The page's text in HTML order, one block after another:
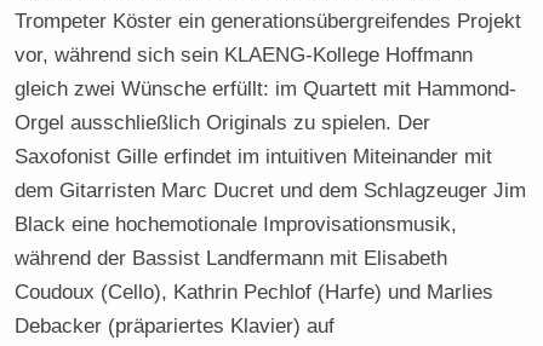
Trompeter Köster ein generationsübergreifendes Projekt
vor, während sich sein KLAENG-Kollege Hoffmann
gleich zwei Wünsche erfüllt: im Quartett mit Hammond-
Orgel ausschließlich Originals zu spielen. Der
Saxofonist Gille erfindet im intuitiven Miteinander mit
dem Gitarristen Marc Ducret und dem Schlagzeuger Jim
Black eine hochemotionale Improvisationsmusik,
während der Bassist Landfermann mit Elisabeth
Coudoux (Cello), Kathrin Pechlof (Harfe) und Marlies
Debacker (präpariertes Klavier) auf